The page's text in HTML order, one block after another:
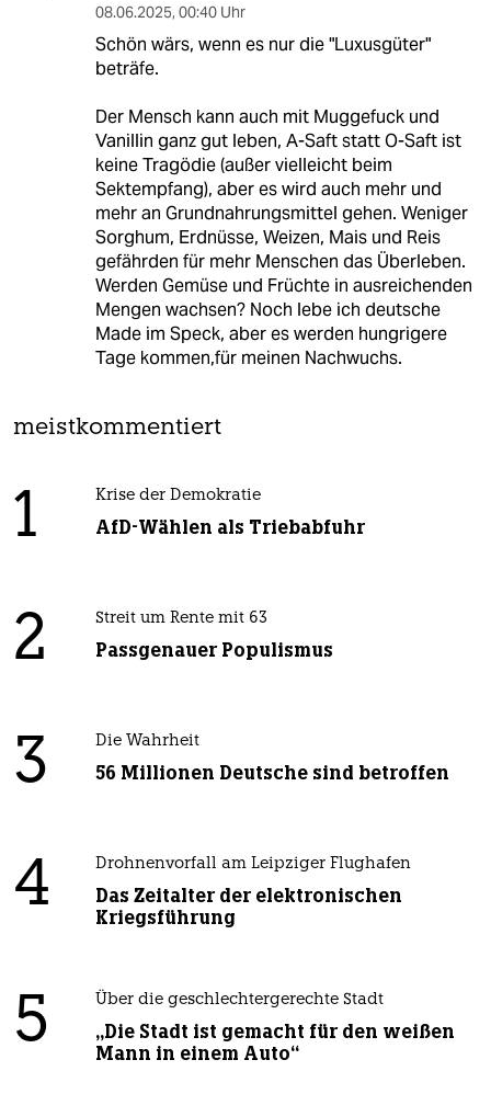
08.06.2025, 00:40 Uhr
Schön wärs, wenn es nur die "Luxusgüter"
beträfe.
Der Mensch kann auch mit Muggefuck und
Vanillin ganz gut leben, A-Saft statt O-Saft ist
keine Tragödie (außer vielleicht beim
Sektempfang), aber es wird auch mehr und
mehr an Grundnahrungsmittel gehen. Weniger
Sorghum, Erdnüsse, Weizen, Mais und Reis
gefährden für mehr Menschen das Überleben.
Werden Gemüse und Früchte in ausreichenden
Mengen wachsen? Noch lebe ich deutsche
Made im Speck, aber es werden hungrigere
Tage kommen,für meinen Nachwuchs.
meistkommentiert
1 Krise der Demokratie
AfD-Wählen als Triebabfuhr
2 Streit um Rente mit 63
Passgenauer Populismus
3 Die Wahrheit
56 Millionen Deutsche sind betroffen
4 Drohnenvorfall am Leipziger Flughafen
Das Zeitalter der elektronischen
Kriegsführung
5 Über die geschlechtergerechte Stadt
„Die Stadt ist gemacht für den weißen
Mann in einem Auto“